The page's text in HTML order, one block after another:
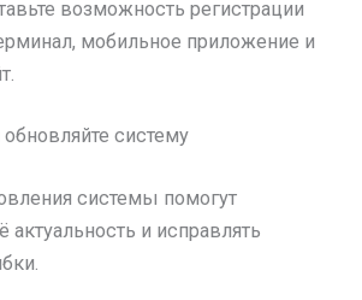
возможность регистрации
мобильное приложение и
систему
системы помогут
и исправлять